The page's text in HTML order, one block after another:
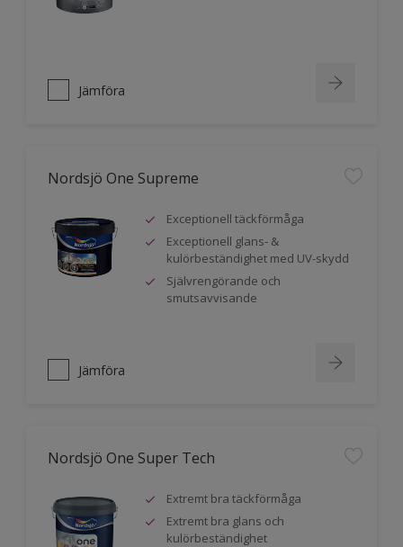
Jämföra
Nordsjö One Supreme
Exceptionell täckförmåga
Exceptionell glans- &
kulörbeständighet med UV-skydd
Självrengörande och
smutsavvisande
Jämföra
Nordsjö One Super Tech
Extremt bra täckförmåga
Extremt bra glans och
kulörbeständighet